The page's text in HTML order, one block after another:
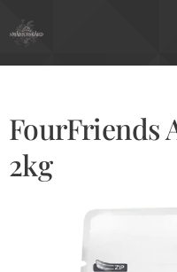
FourFriends
2kg